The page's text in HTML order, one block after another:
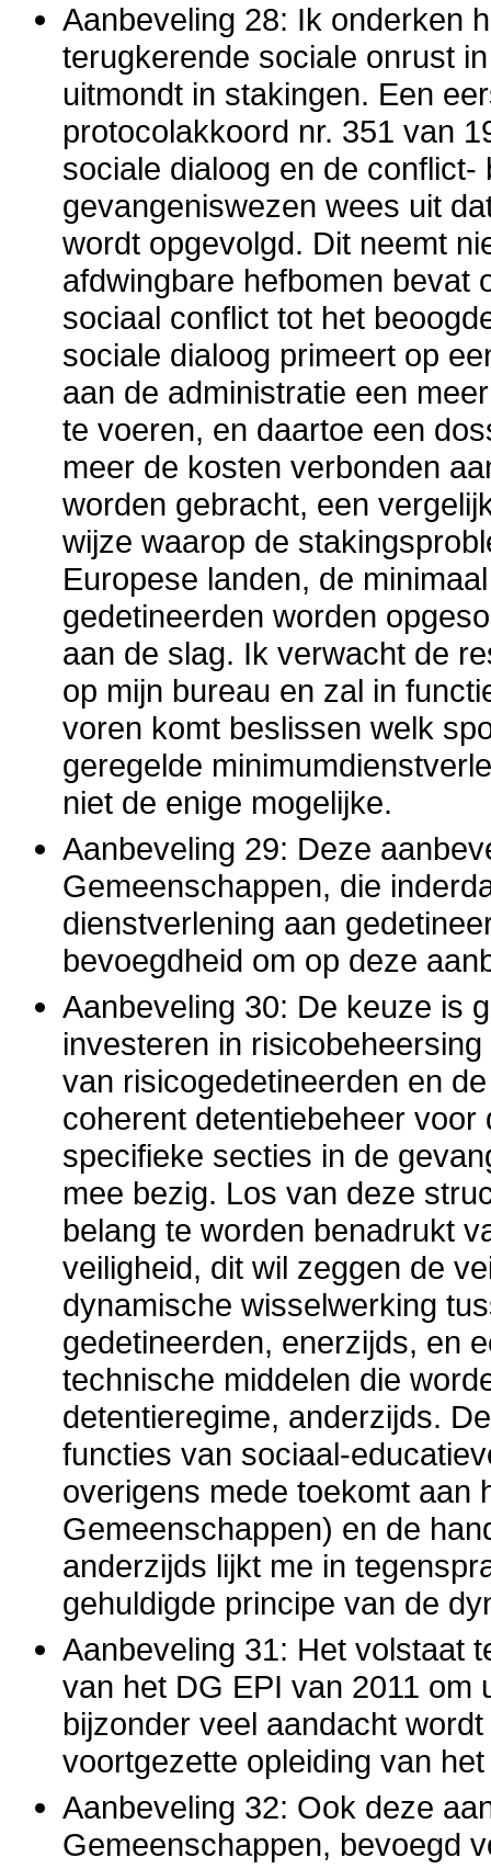
Aanbeveling 28: Ik onderken
terugkerende sociale onrust
uitmondt in stakingen. Een
protocolakkoord nr. 351 van
sociale dialoog en de
gevangeniswezen wees uit
wordt opgevolgd. Dit neemt
afdwingbare hefbomen bevat
sociaal conflict tot het
sociale dialoog primeert op
aan de administratie een
te voeren, en daartoe een
meer de kosten verbonden
worden gebracht, een
wijze waarop de
Europese landen, de
gedetineerden worden
aan de slag. Ik verwacht de
op mijn bureau en zal in
voren komt beslissen welk
geregelde
niet de enige mogelijke.
Aanbeveling 29: Deze
Gemeenschappen, die
dienstverlening aan
bevoegdheid om op deze
Aanbeveling 30: De keuze is
investeren in
van risicogedetineerden en
coherent detentiebeheer
specifieke secties in de
mee bezig. Los van deze
belang te worden benadrukt
veiligheid, dit wil zeggen de
dynamische wisselwerking
gedetineerden, enerzijds, en
technische middelen die
detentieregime, anderzijds.
functies van sociaal-
overigens mede toekomt aan
Gemeenschappen) en de
anderzijds lijkt me in
gehuldigde principe van de
Aanbeveling 31: Het volstaat
van het DG EPI van 2011 om
bijzonder veel aandacht
voortgezette opleiding van
Aanbeveling 32: Ook deze
Gemeenschappen, bevoegd